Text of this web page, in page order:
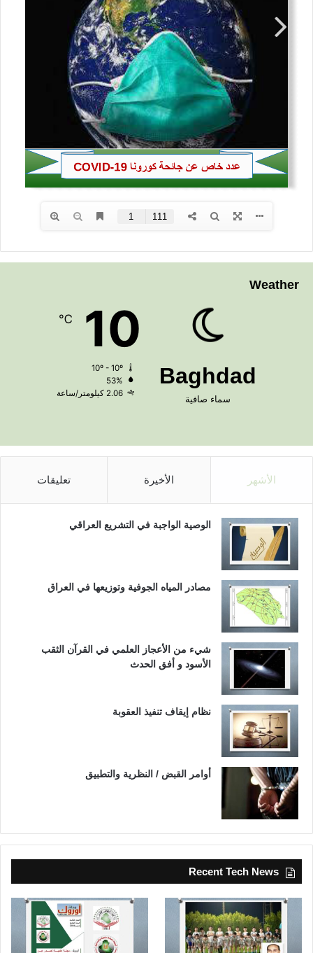
Weather
Baghdad
سماء صافية
10
℃
53%
2.06 كيلومتر/ساعة
الأشهر الأخيرة تعليقات
الوصية الواجبة في التشريع العراقي
مصادر المياه الجوفية وتوزيعها في العراق
شيء من الأعجاز العلمي في القرآن الثقب
الأسود و أفق الحدث
نظام إيقاف تنفيذ العقوبة
أوامر القبض / النظرية والتطبيق
Recent Tech News